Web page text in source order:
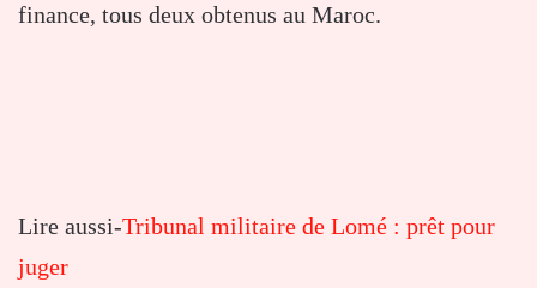
finance, tous deux obtenus au Maroc.
Lire aussi-Tribunal militaire de Lomé : prêt pour
juger